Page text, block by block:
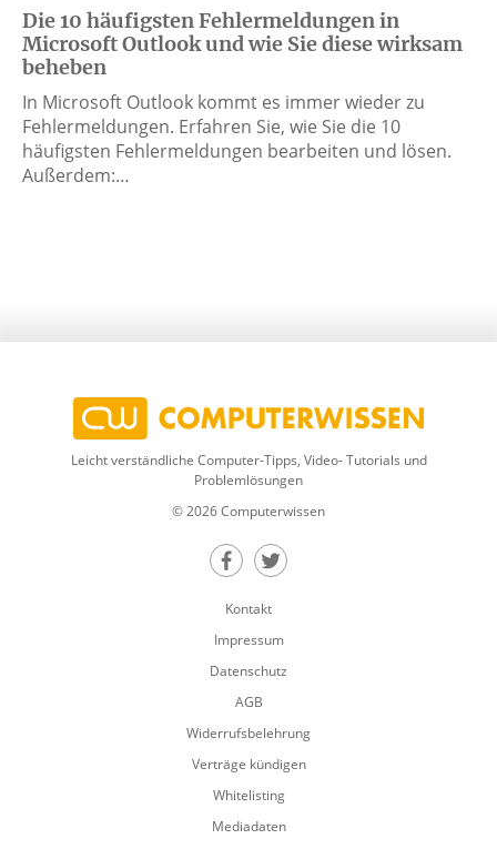
Die 10 häufigsten Fehlermeldungen in
Microsoft Outlook und wie Sie diese wirksam
beheben
In Microsoft Outlook kommt es immer wieder zu
Fehlermeldungen. Erfahren Sie, wie Sie die 10
häufigsten Fehlermeldungen bearbeiten und lösen.
Außerdem:…
Leicht verständliche Computer-Tipps, Video- Tutorials und
Problemlösungen
© 2026 Computerwissen
Teilen auf Facebook
Teilen auf Twitter
Kontakt
Impressum
Datenschutz
AGB
Widerrufsbelehrung
Verträge kündigen
Whitelisting
Mediadaten